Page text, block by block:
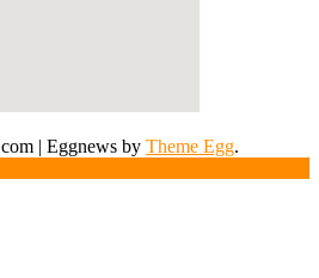
| Eggnews by Theme Egg.